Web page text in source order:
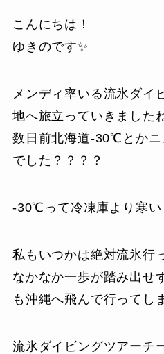
こんにちは！
ゆきのです✨
メンディ率いる流氷ダイ
地へ旅立っていきました
数日前北海道-30℃とかニ
でした？？？？
-30℃って冷凍庫より寒
私もいつかは絶対流氷行
なかなか一歩が踏み出せ
も沖縄へ飛んで行ってし
流氷ダイビングツアーチ